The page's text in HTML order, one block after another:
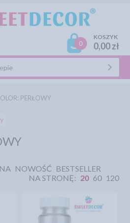
0
KOSZYK
0,00 zł
PERŁOWY
NOWOŚĆ BESTSELLER
NA STRONĘ: 20 60 120